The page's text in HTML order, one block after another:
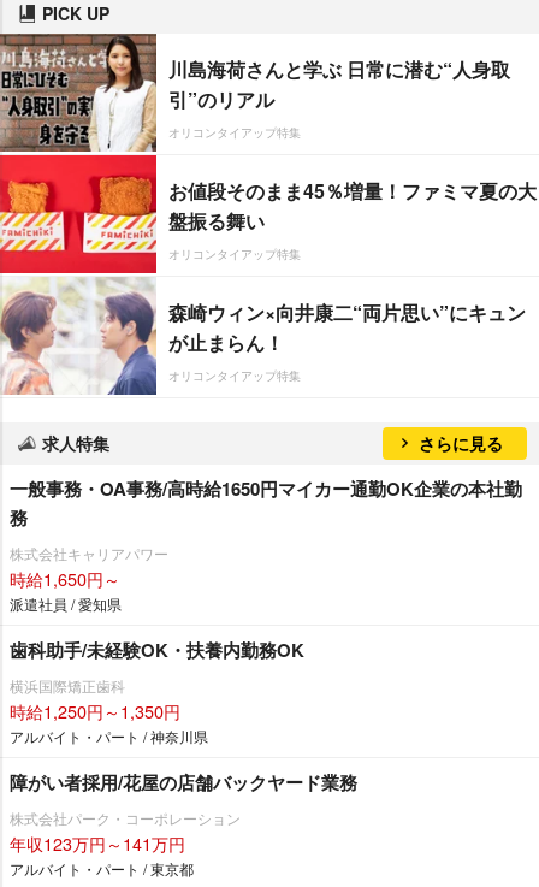
PICK UP
川島海荷さんと学ぶ 日常に潜む“人身取
引”のリアル
オリコンタイアップ特集
お値段そのまま45％増量！ファミマ夏の大
盤振る舞い
オリコンタイアップ特集
森崎ウィン×向井康二“両片思い”にキュン
が止まらん！
オリコンタイアップ特集
求人特集 さらに見る
一般事務・OA事務/高時給1650円マイカー通勤OK企業の本社勤
務
株式会社キャリアパワー
時給1,650円～
派遣社員 / 愛知県
歯科助手/未経験OK・扶養内勤務OK
横浜国際矯正歯科
時給1,250円～1,350円
アルバイト・パート / 神奈川県
障がい者採用/花屋の店舗バックヤード業務
株式会社パーク・コーポレーション
年収123万円～141万円
アルバイト・パート / 東京都